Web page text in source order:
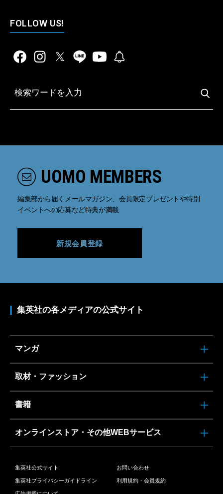
FOLLOW US!
UOMO MEMBERS
編集部から届くメールマガジン、会員限定プレゼントや特別
イベントへの応募など特典が満載
新規会員登録
集英社の各メディアの公式サイト
マンガ
取材・ファッション
書籍
オンラインストア・その他WEBサービス
集英社公式サイト お問い合わせ
集英社プライバシーガイドライン 利用規約・会員規約